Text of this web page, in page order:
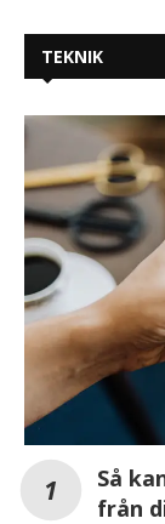
TEKNIK
Så
från